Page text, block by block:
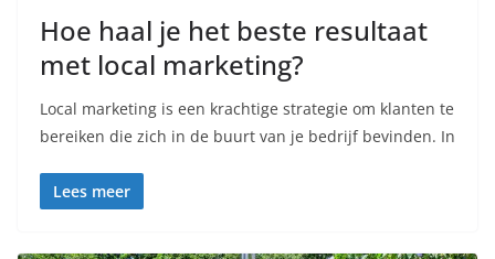
Hoe haal je het beste resultaat
met local marketing?
Local marketing is een krachtige strategie om klanten te
bereiken die zich in de buurt van je bedrijf bevinden. In
Lees meer